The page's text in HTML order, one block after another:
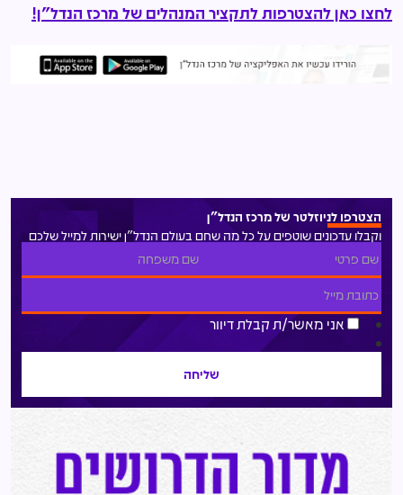
לחצו כאן להצטרפות לתקציר המנהלים של מרכז הנדל"ן!
הצטרפו לניוזלטר של מרכז הנדל"ן
וקבלו עדכונים שוטפים על כל מה שחם בעולם הנדל"ן ישירות למייל שלכם
אני מאשר/ת קבלת דיוור